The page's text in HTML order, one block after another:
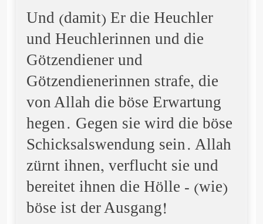
Und (damit) Er die Heuchler
und Heuchlerinnen und die
Götzendiener und
Götzendienerinnen strafe, die
von Allah die böse Erwartung
hegen. Gegen sie wird die böse
Schicksalswendung sein. Allah
zürnt ihnen, verflucht sie und
bereitet ihnen die Hölle - (wie)
böse ist der Ausgang!